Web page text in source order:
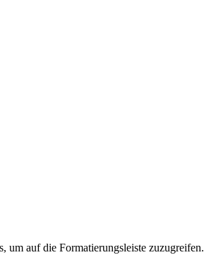
um auf die Formatierungsleiste zuzugreifen.